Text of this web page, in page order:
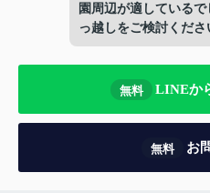
園周辺が適しているで
っ越しをご検討くださ
無料 LINEか
無料 お